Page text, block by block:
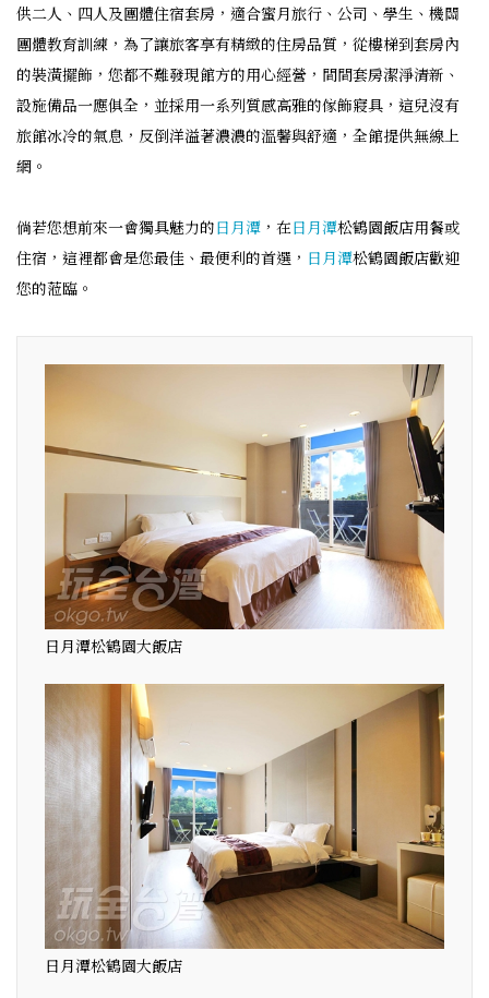
供二人、四人及團體住宿套房，適合蜜月旅行、公司、學生、機關
團體教育訓練，為了讓旅客享有精緻的住房品質，從樓梯到套房內
的裝潢擺飾，您都不難發現館方的用心經營，間間套房潔淨清新、
設施備品一應俱全，並採用一系列質感高雅的傢飾寢具，這兒沒有
旅館冰冷的氣息，反倒洋溢著濃濃的溫馨與舒適，全館提供無線上
網。
倘若您想前來一會獨具魅力的日月潭 ，在日月潭松鶴園飯店用餐或
住宿，這裡都會是您最佳、最便利的首選， 日月潭松鶴園飯店歡迎
您的蒞臨。
日月潭松鶴園大飯店
日月潭松鶴園大飯店